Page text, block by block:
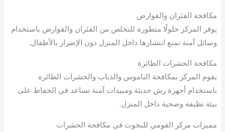
مكافحة الفئران والقوارض
يوفر المركز حلولًا متطورة للتخلص من الفئران والقوارض باستخدام
وسائل آمنة تمنع انتشارها داخل المنزل دون الإضرار بالأطفال.
مكافحة الحشرات الطائرة
يقوم المركز بمكافحة الناموس والذباب والحشرات الطائرة
باستخدام أجهزة رش حديثة ومبيدات آمنة تساعد في الحفاظ على
بيئة نظيفة وصحية داخل المنزل.
مميزات مركز القومي للبحوث في مكافحة الحشرات